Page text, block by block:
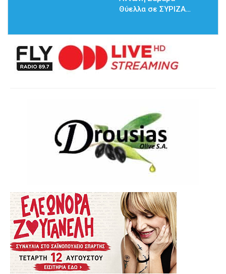
Θύελλα σε ΣΥΡΙΖΑ…